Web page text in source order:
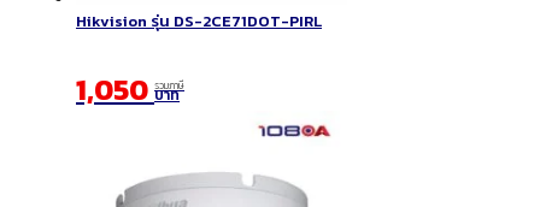
Hikvision รุ่น DS-2CE71DOT-PIRL
1,050 รวมภาษี
บาท